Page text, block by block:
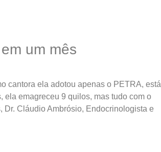
um mês
cantora ela adotou apenas o PETRA, está
ela emagreceu 9 quilos, mas tudo com o
Cláudio Ambrósio, Endocrinologista e